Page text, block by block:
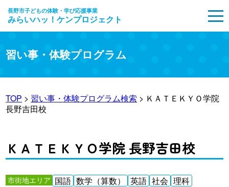
長野市子どもの体験・学び応援事業
みらいハッ！ケンプロジェクト
習い事・体験プログラム
TOP > 習い事・体験プログラム検索 > ＫＡＴＥＫＹＯ学院
長野吉田校
ＫＡＴＥＫＹＯ学院 長野吉田校
市街地エリア 国語 数学（算数） 英語 社会 理科